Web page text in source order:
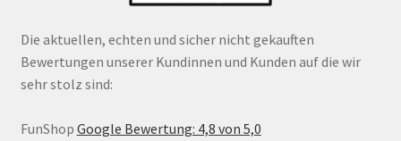
Die aktuellen, echten und sicher nicht gekauften
Bewertungen unserer Kundinnen und Kunden auf die wir
sehr stolz sind:
FunShop Google Bewertung: 4,8 von 5,0